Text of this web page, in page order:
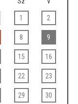
1 2
8 9
15 16
22 23
29 30